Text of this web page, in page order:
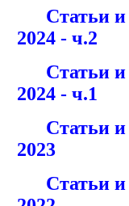
Статьи
2024 - ч.2
Статьи
2024 - ч.1
Статьи
2023
Статьи